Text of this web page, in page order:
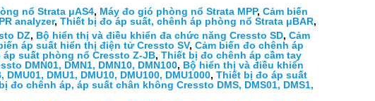
nổ Strata μAS4, Máy đo gió phòng nổ Strata MPP, Cảm biến
analyzer, Thiết bị đo áp suất, chênh áp phòng nổ Strata μBAR,
DZ, Bộ hiển thị và điều khiển đa chức năng Cressto SD, Cảm
áp suất hiển thị điện tử Cressto SV, Cảm biến đo chênh áp
áp suất phòng nổ Cressto Z-JB, Thiết bị đo chênh áp cầm tay
DMN01, DMN1, DMN10, DMN100, Bộ hiển thị và điều khiển
DMU1, DMU10, DMU100, DMU1000, Thiết bị đo áp suất
đo chênh áp, áp suất chân không Cressto DMS, DMS01, DMS1,